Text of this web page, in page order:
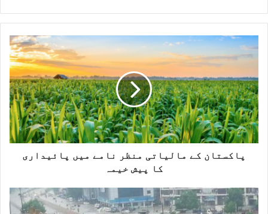
b
s
i
e
پاکستان کے مالیاتی منظر نامے میں پائیداری
کا پیش خیمہ